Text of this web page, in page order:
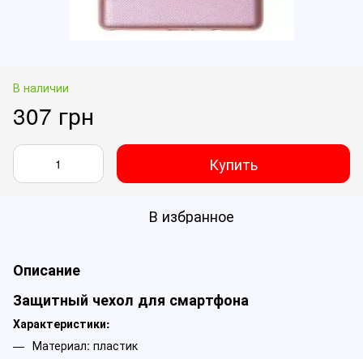
В наличии
307 грн
Купить
В избранное
Описание
Защитный чехол для смартфона
Характеристики:
Материал: пластик